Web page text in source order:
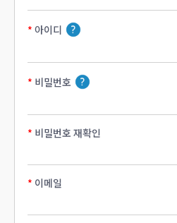
아이디
비밀번호
비밀번호 재확인
이메일